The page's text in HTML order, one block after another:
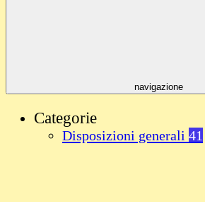
navigazione
Categorie
Disposizioni generali 41